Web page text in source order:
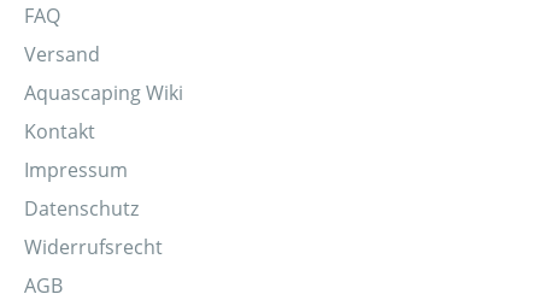
FAQ
Versand
Aquascaping Wiki
Kontakt
Impressum
Datenschutz
Widerrufsrecht
AGB